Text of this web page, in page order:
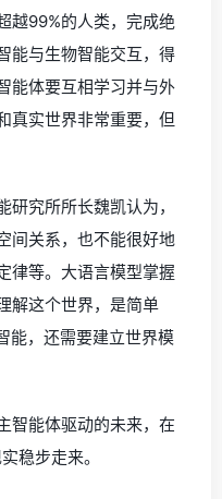
越99%的人类，完成绝
能与生物智能交互，得
能体要互相学习并与外
真实世界非常重要，但
究所所长魏凯认为，
间关系，也不能很好地
律等。大语言模型掌握
解这个世界，是简单
能，还需要建立世界模
智能体驱动的未来，在
稳步走来。